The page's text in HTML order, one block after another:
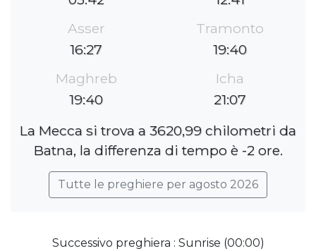
Asser
16:27
Tramonto
19:40
Maghreb
19:40
Icha
21:07
La Mecca si trova a 3620,99 chilometri da
Batna, la differenza di tempo è -2 ore.
Tutte le preghiere per agosto 2026
Successivo preghiera : Sunrise (00:00)